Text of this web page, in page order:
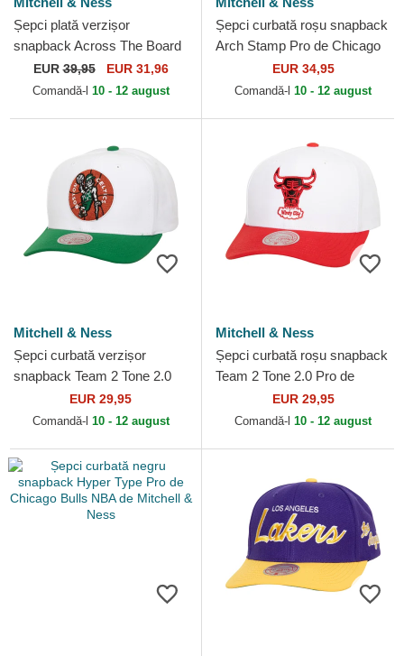
Șepci plată verzișor
snapback Across The Board
de Boston Celtics NBA de
Mitchell & Ness
EUR39,95 EUR 31,96
Comandă-l 10 - 12 august
Șepci curbată roșu snapback
Arch Stamp Pro de Chicago
Bulls NBA de Mitchell & Ness
EUR 34,95
Comandă-l 10 - 12 august
Mitchell & Ness
Șepci curbată verzișor
snapback Team 2 Tone 2.0
Pro de Boston Celtics NBA
de Mitchell & Ness
EUR 29,95
Comandă-l 10 - 12 august
Mitchell & Ness
Șepci curbată roșu snapback
Team 2 Tone 2.0 Pro de
Chicago Bulls NBA de
Mitchell & Ness
EUR 29,95
Comandă-l 10 - 12 august